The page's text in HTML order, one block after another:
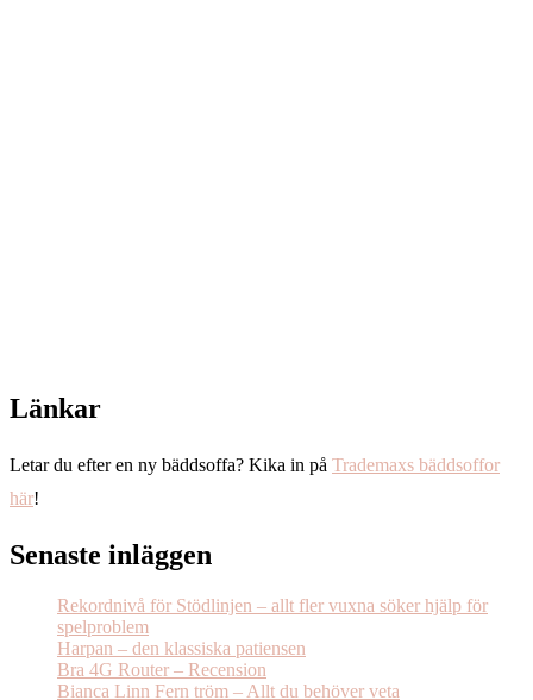
Länkar
Letar du efter en ny bäddsoffa? Kika in på Trademaxs bäddsoffor
här!
Senaste inläggen
Rekordnivå för Stödlinjen – allt fler vuxna söker hjälp för
spelproblem
Harpan – den klassiska patiensen
Bra 4G Router – Recension
Bianca Linn Fern tröm – Allt du behöver veta